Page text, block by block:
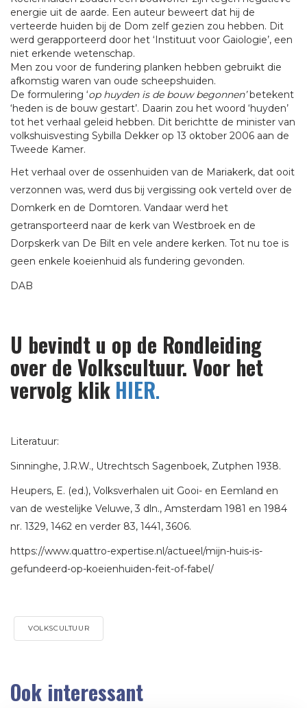
energie uit de aarde. Een auteur beweert dat hij de
verteerde huiden bij de Dom zelf gezien zou hebben. Dit
werd gerapporteerd door het ‘Instituut voor Gaiologie’, een
niet erkende wetenschap.
Men zou voor de fundering planken hebben gebruikt die
afkomstig waren van oude scheepshuiden.
De formulering ‘op huyden is de bouw begonnen’betekent
‘heden is de bouw gestart’. Daarin zou het woord ‘huyden’
tot het verhaal geleid hebben. Dit berichtte de minister van
volkshuisvesting Sybilla Dekker op 13 oktober 2006 aan de
Tweede Kamer.
Het verhaal over de ossenhuiden van de Mariakerk, dat ooit
verzonnen was, werd dus bij vergissing ook verteld over de
Domkerk en de Domtoren. Vandaar werd het
getransporteerd naar de kerk van Westbroek en de
Dorpskerk van De Bilt en vele andere kerken. Tot nu toe is
geen enkele koeienhuid als fundering gevonden.
DAB
U bevindt u op de Rondleiding
over de Volkscultuur. Voor het
vervolg klik HIER.
Literatuur:
Sinninghe, J.R.W., Utrechtsch Sagenboek, Zutphen 1938.
Heupers, E. (ed.), Volksverhalen uit Gooi- en Eemland en
van de westelijke Veluwe, 3 dln., Amsterdam 1981 en 1984
nr. 1329, 1462 en verder 83, 1441, 3606.
https://www.quattro-expertise.nl/actueel/mijn-huis-is-
gefundeerd-op-koeienhuiden-feit-of-fabel/
VOLKSCULTUUR
Ook interessant